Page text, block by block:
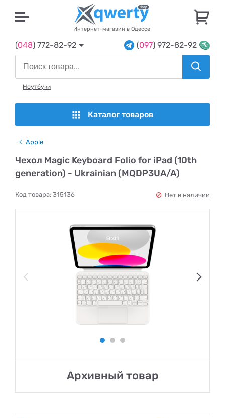
Интернет-магазин в Одессе
(048) 772-82-92 (097) 972-82-92
Ноутбуки
Каталог товаров
Apple
Чехол Magic Keyboard Folio for iPad (10th
generation) - Ukrainian (MQDP3UA/A)
Код товара: 315136 Нет в наличии
Архивный товар